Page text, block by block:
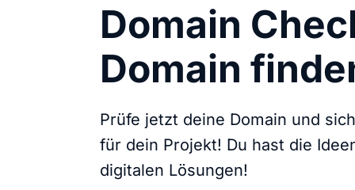
Domain
Domain
Prüfe jetzt deine Domain und
für dein Projekt! Du hast die
digitalen Lösungen!